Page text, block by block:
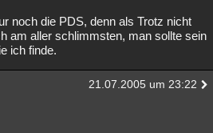
noch die PDS, denn als Trotz nicht
am aller schlimmsten, man sollte sein
ich finde.
21.07.2005 um 23:22